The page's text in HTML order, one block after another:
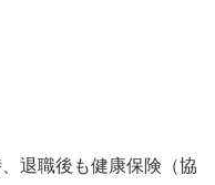
退職後も健康保険（協